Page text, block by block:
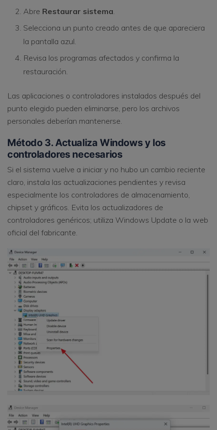
Abre Restaurar sistema
Selecciona un punto creado antes de que apareciera
la pantalla azul.
Revisa los programas afectados y confirma la
restauración.
Las aplicaciones o controladores instalados después del
punto elegido pueden eliminarse, pero los archivos
personales deberían mantenerse.
Método 3. Actualiza Windows y los
controladores necesarios
Si el sistema vuelve a iniciar y no hubo un cambio reciente
claro, instala las actualizaciones pendientes y revisa
especialmente los controladores de almacenamiento,
chipset y gráficos. Evita los actualizadores de
controladores genéricos; utiliza Windows Update o la web
oficial del fabricante.